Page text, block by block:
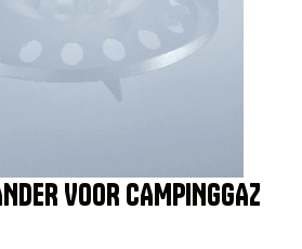
VOOR CAMPINGGAZ